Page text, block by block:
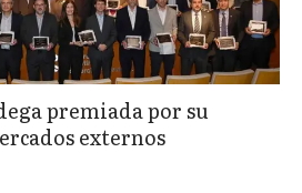
premiada por su
externos